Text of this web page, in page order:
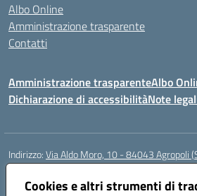
Cookies e altri strumenti di
Albo Online
Amministrazione trasparente
Contatti
Amministrazione trasparenteAlbo
Dichiarazione di accessibilitàNote
Indirizzo:Via Aldo Moro, 10 - 84043 Agropoli
Centralino:
Posta elettronica certificata (PEC):